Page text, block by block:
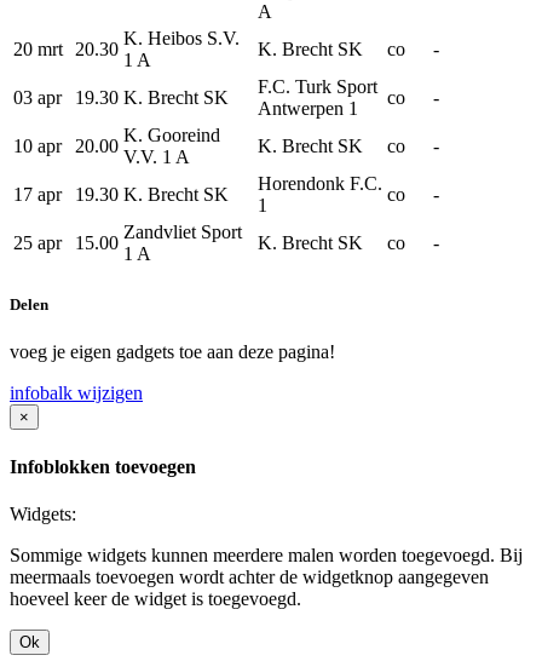
A
20 mrt 20.30
K. Heibos S.V.
1 A
K. Brecht SK co -
03 apr 19.30 K. Brecht SK
F.C. Turk Sport
Antwerpen 1
co -
10 apr 20.00
K. Gooreind
V.V. 1 A
K. Brecht SK co -
17 apr 19.30 K. Brecht SK
Horendonk F.C.
1
co -
25 apr 15.00
Zandvliet Sport
1 A
K. Brecht SK co -
Delen
voeg je eigen gadgets toe aan deze pagina!
infobalk wijzigen
×
Infoblokken toevoegen
Widgets:
Sommige widgets kunnen meerdere malen worden toegevoegd. Bij
meermaals toevoegen wordt achter de widgetknop aangegeven
hoeveel keer de widget is toegevoegd.
Ok